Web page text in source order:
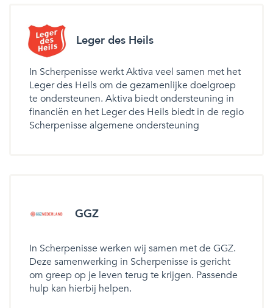
Leger des Heils
In Scherpenisse werkt Aktiva veel samen met het
Leger des Heils om de gezamenlijke doelgroep
te ondersteunen. Aktiva biedt ondersteuning in
financiën en het Leger des Heils biedt in de regio
Scherpenisse algemene ondersteuning
GGZ
In Scherpenisse werken wij samen met de GGZ.
Deze samenwerking in Scherpenisse is gericht
om greep op je leven terug te krijgen. Passende
hulp kan hierbij helpen.